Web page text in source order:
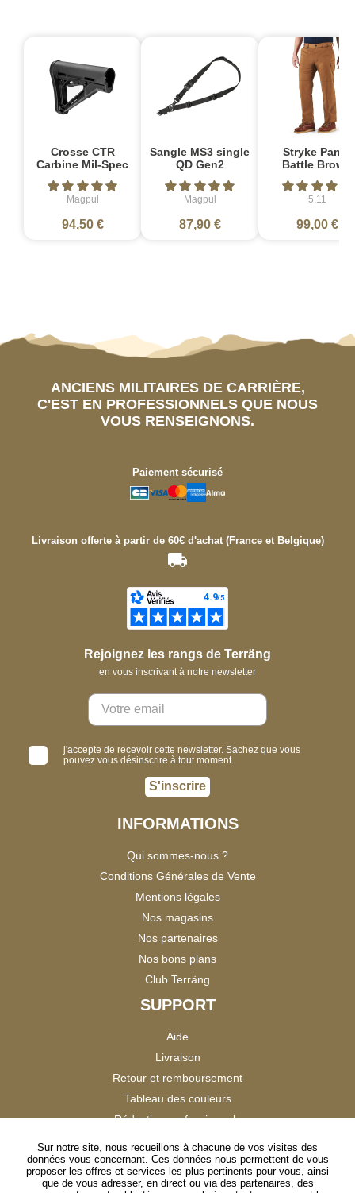
Crosse CTR
Carbine Mil-Spec
Magpul
94,50 €
Sangle MS3 single
QD Gen2
Magpul
87,90 €
Stryke Pant -
Battle Brown
5.11
99,00 €
ANCIENS MILITAIRES DE CARRIÈRE,
C'EST EN PROFESSIONNELS QUE NOUS
VOUS RENSEIGNONS.
Paiement sécurisé
Livraison offerte à partir de 60€ d'achat (France et Belgique)
Rejoignez les rangs de Terräng
en vous inscrivant à notre newsletter
j'accepte de recevoir cette newsletter. Sachez que vous
pouvez vous désinscrire à tout moment.
S'inscrire
INFORMATIONS
Qui sommes-nous ?
Conditions Générales de Vente
Mentions légales
Nos magasins
Nos partenaires
Nos bons plans
Club Terräng
SUPPORT
Aide
Livraison
Retour et remboursement
Tableau des couleurs
Réduction professionnels
Satisfaction Clients
Sur notre site, nous recueillons à chacune de vos visites des
données vous concernant. Ces données nous permettent de vous
proposer les offres et services les plus pertinents pour vous, ainsi
que de vous adresser, en direct ou via des partenaires, des